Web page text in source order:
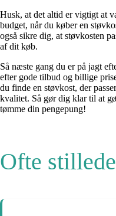
Husk, at det altid er vigtigt at
budget, når du køber en
også sikre dig, at støvkosten
af dit køb.
Så næste gang du er på jagt
efter gode tilbud og billige
du finde en støvkost, der
kvalitet. Så gør dig klar til at
tømme din pengepung!
Ofte